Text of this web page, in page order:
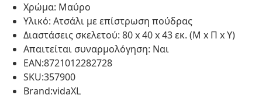
Χρώμα: Μαύρο
Υλικό: Ατσάλι με επίστρωση πούδρας
Διαστάσεις σκελετού: 80 x 40 x 43 εκ. (Μ x Π x Υ)
Απαιτείται συναρμολόγηση: Ναι
EAN:8721012282728
SKU:357900
Brand:vidaXL